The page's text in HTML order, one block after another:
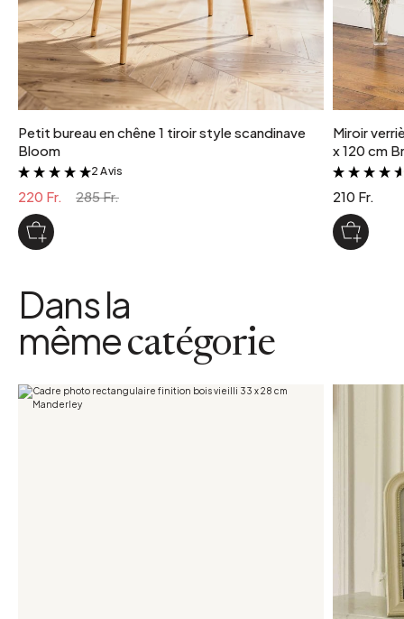
Petit bureau en chêne 1 tiroir style scandinave
Bloom
&
2 Avis
220 Fr. 285 Fr.
Miroir
x 120 cm
210 Fr.
Dans la
mêmecatégorie